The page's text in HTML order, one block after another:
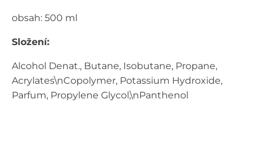
obsah: 500 ml
Složení:
Alcohol Denat., Butane, Isobutane, Propane,
Acrylates\nCopolymer, Potassium Hydroxide,
Parfum, Propylene Glycol,\nPanthenol